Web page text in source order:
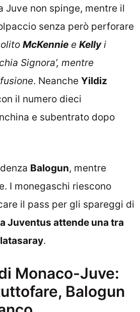
Juve non spinge, mentre il
senza però perforare
McKennie e Kellyi
Signora’, mentre
. Neanche Yildiz
il numero dieci
e subentrato dopo
Balogun, mentre
I monegaschi riescono
il pass per gli spareggi di
Juventus attende una tra
.
Monaco-Juve:
Balogun